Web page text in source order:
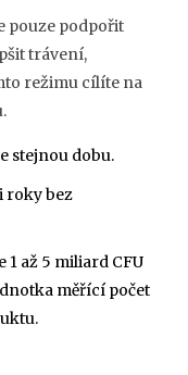
pouze podpořit
trávení,
režimu cílíte na
stejnou dobu.
roky bez
1 až 5 miliard CFU
měřící počet
.